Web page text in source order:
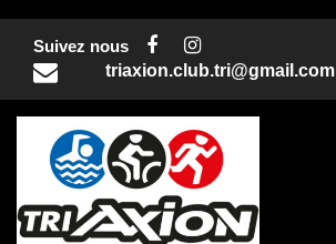
contentSuivez nous
triaxion.club.tri@gmail.com